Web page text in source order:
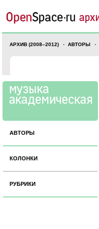
АРХИВ (2008–2012) АВТОРЫ
АВТОРЫ
КОЛОНКИ
РУБРИКИ